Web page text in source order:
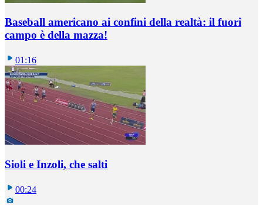
Baseball americano ai confini della realtà: il fuori
campo è della mazza!
01:16
Sioli e Inzoli, che salti
00:24